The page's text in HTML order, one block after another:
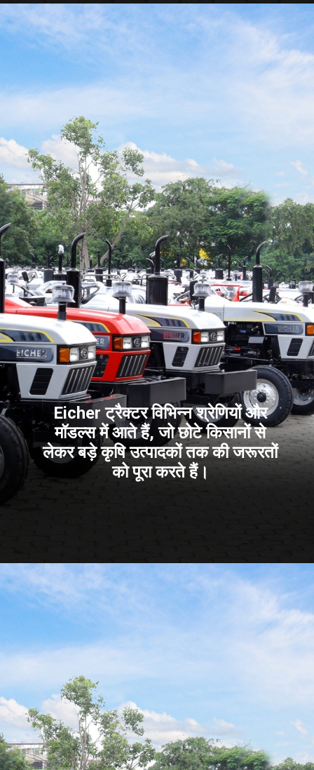
Eicher ट्रैक्टर विभिन्न श्रेणियों और
मॉडल्स में आते हैं, जो छोटे किसानों से
लेकर बड़े कृषि उत्पादकों तक की जरूरतों
को पूरा करते हैं।